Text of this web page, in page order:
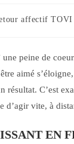
affectif TOVI
une peine de
aimé
résultat. C’est
d’agir vite, à
EN